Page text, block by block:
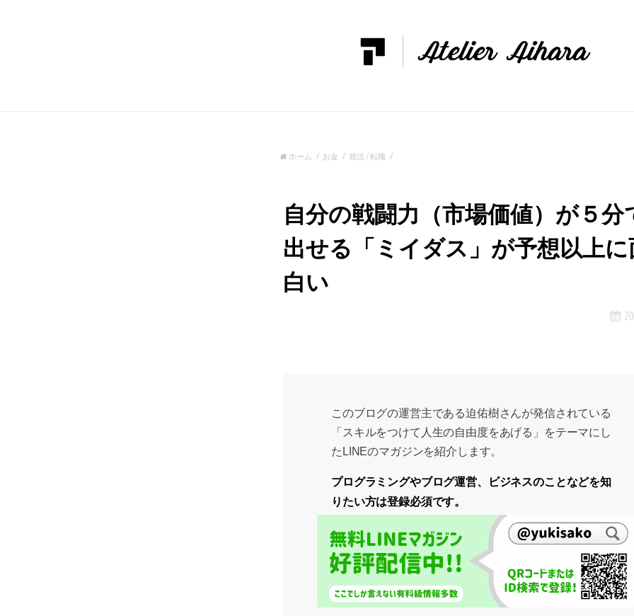
ホーム お金 就活 / 転職
自分の戦闘力（市場価値）が５分
出せる「ミイダス」が予想以上に
白い
このブログの運営主である迫佑樹さんが発信されている
「スキルをつけて人生の自由度をあげる」をテーマにし
たLINEのマガジンを紹介します。
プログラミングやブログ運営、ビジネスのことなどを知
りたい方は登録必須です。